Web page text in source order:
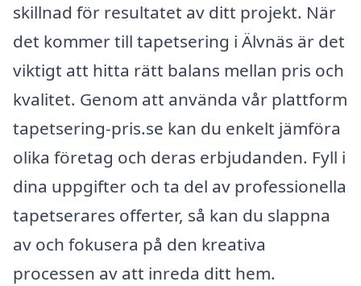
skillnad för resultatet av ditt projekt. När
det kommer till tapetsering i Älvnäs är det
viktigt att hitta rätt balans mellan pris och
kvalitet. Genom att använda vår plattform
tapetsering-pris.se kan du enkelt jämföra
olika företag och deras erbjudanden. Fyll i
dina uppgifter och ta del av professionella
tapetserares offerter, så kan du slappna
av och fokusera på den kreativa
processen av att inreda ditt hem.